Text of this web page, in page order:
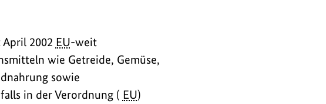
2002 EU-weit
wie Getreide, Gemüse,
sowie
in der Verordnung ( EU)